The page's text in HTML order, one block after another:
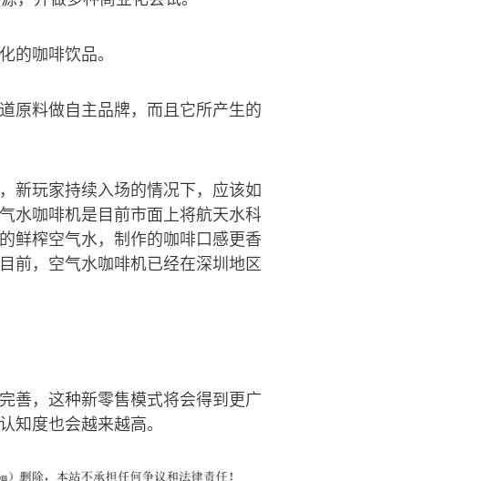
的咖啡饮品。
原料做自主品牌，而且它所产生的
新玩家持续入场的情况下，应该如
水咖啡机是目前市面上将航天水科
鲜榨空气水，制作的咖啡口感更香
前，空气水咖啡机已经在深圳地区
善，这种新零售模式将会得到更广
知度也会越来越高。